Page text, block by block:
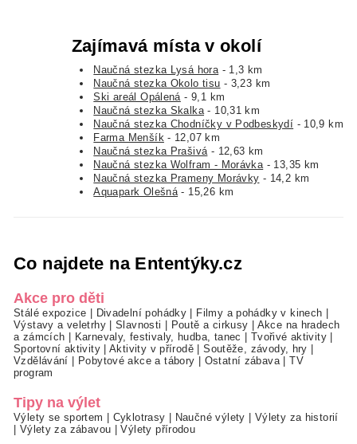
Zajímavá místa v okolí
Naučná stezka Lysá hora- 1,3 km
Naučná stezka Okolo tisu - 3,23 km
Ski areál Opálená- 9,1 km
Naučná stezka Skalka- 10,31 km
Naučná stezka Chodníčky v Podbeskydí - 10,9 km
Farma Menšík- 12,07 km
Naučná stezka Prašivá- 12,63 km
Naučná stezka Wolfram - Morávka- 13,35 km
Naučná stezka Prameny Morávky - 14,2 km
Aquapark Olešná- 15,26 km
Co najdete na Ententýky.cz
Akce pro děti
Stálé expozice Divadelní pohádky Filmy a pohádky v kinech
Výstavy a veletrhy|Slavnosti Poutě a cirkusy
Akce na hradech
a zámcích
Karnevaly, festivaly, hudba, tanec Tvořivé aktivity
Sportovní aktivity|Aktivity v přírodě |Soutěže, závody, hry
Vzdělávání
Pobytové akce a tábory Ostatní zábava|TV
program
Tipy na výlet
Výlety se sportem Cyklotrasy Naučné výlety
Výlety za historií
Výlety za zábavou |Výlety přírodou